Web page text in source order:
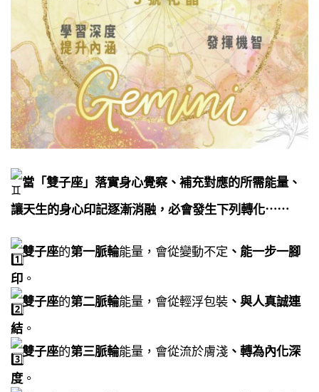
當「雙子座」落實身心覺察、補充對應的所需能量、
讓天生的身心印記逐漸消融，必會發生下列轉化⋯⋯​
雙子座的第一脈輪能量，會從變動不定 、能一步一腳
印 。​
雙子座的第二脈輪能量，會從輕浮包裝 、與人真誠連
結。​
雙子座的第三脈輪能量，會從流於膚淺 、轉為內化深
度 。​